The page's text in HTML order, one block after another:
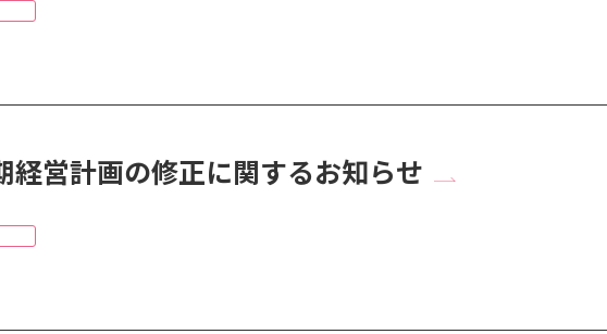
経営計画の修正に関するお知らせ